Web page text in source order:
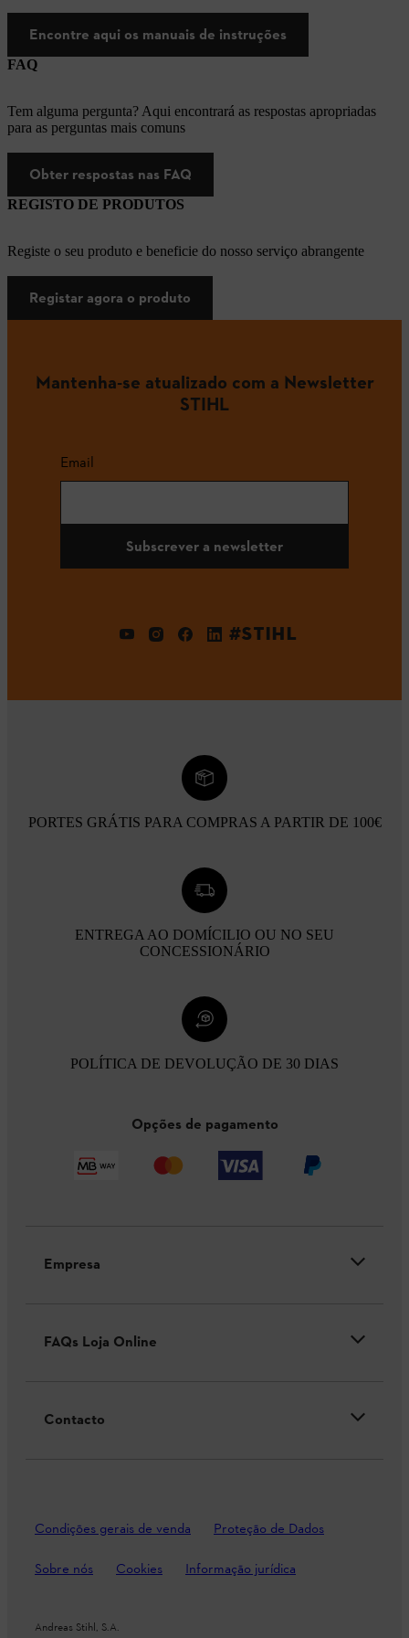
Encontre aqui os manuais de instruções
FAQ
Tem alguma pergunta? Aqui encontrará as respostas apropriadas
para as perguntas mais comuns
Obter respostas nas FAQ
REGISTO DE PRODUTOS
Registe o seu produto e beneficie do nosso serviço abrangente
Registar agora o produto
Mantenha-se atualizado com a Newsletter
STIHL
Email
Subscrever a newsletter
#STIHL
PORTES GRÁTIS PARA COMPRAS A PARTIR DE 100€
ENTREGA AO DOMÍCILIO OU NO SEU
CONCESSIONÁRIO
POLÍTICA DE DEVOLUÇÃO DE 30 DIAS
Opções de pagamento
Empresa
FAQs Loja Online
Contacto
Condições gerais de venda Proteção de Dados
Sobre nós Cookies Informação jurídica
Andreas Stihl, S.A.